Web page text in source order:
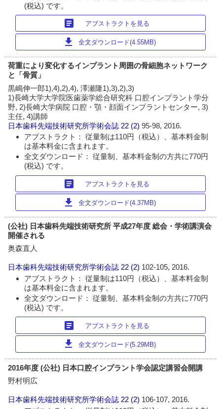
(税込) です。
article アブストラクトを見る
download 全文ダウンロード(4.55MB)
荷重により変化するインプラント周囲の骨細胞ネットワーク
と「骨質」
黒嶋伸一郎1),4),2),4), 澤瀬隆1),3),2),3)
1)長崎大学大学院医歯薬学総合研究科 口腔インプラント学分
野, 2)長崎大学病院 口腔・顎・顔面インプラントセンター, 3)
主任, 4)講師
日本歯科先端技術研究所学術会誌 22 (2)95-98, 2016.
アブストラクト： 従量制は110円（税込）、基本料金制
は基本料金に含まれます。
全文ダウンロード： 従量制、基本料金制の方共に770円
(税込) です。
article アブストラクトを見る
download 全文ダウンロード(4.37MB)
(公社) 日本歯科先端技術研究所 平成27年度 総会・学術講演会
開催される
奥森直人
日本歯科先端技術研究所学術会誌 22 (2) 102-105, 2016.
アブストラクト： 従量制は110円（税込）、基本料金制
は基本料金に含まれます。
全文ダウンロード： 従量制、基本料金制の方共に770円
(税込) です。
article アブストラクトを見る
download 全文ダウンロード(5.29MB)
2016年度 (公社) 日本口腔インプラント学会認定講習会開講
野村明広
日本歯科先端技術研究所学術会誌 22 (2) 106-107, 2016.